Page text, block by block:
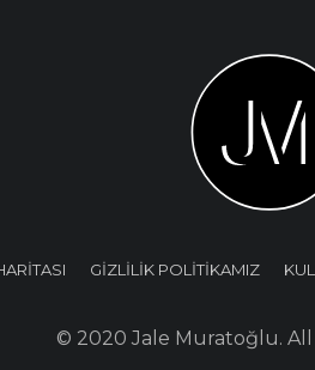
GİZLİLİK POLİTİKAMIZ
© 2020 Jale Muratoğlu. All